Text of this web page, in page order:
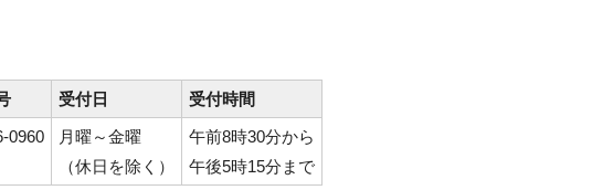
受付日
受付時間
0960
月曜～金曜
（休日を除く）
午前8時30分から
午後5時15分まで